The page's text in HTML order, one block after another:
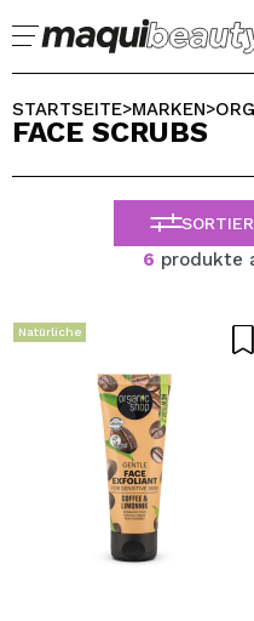
Ich bin bereits
Passwort vergessen?
Ich habe hier kein Konto
ICH MÖCHTE
WÄHLE
STARTSEITE>MARKEN>
FACE SCRUBS
6 produkte
Natürliche